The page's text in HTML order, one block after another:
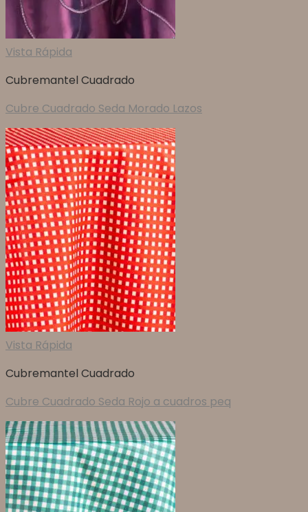
Vista Rápida
Cubremantel Cuadrado
Cubre Cuadrado Seda Morado Lazos
Vista Rápida
Cubremantel Cuadrado
Cubre Cuadrado Seda Rojo a cuadros peq